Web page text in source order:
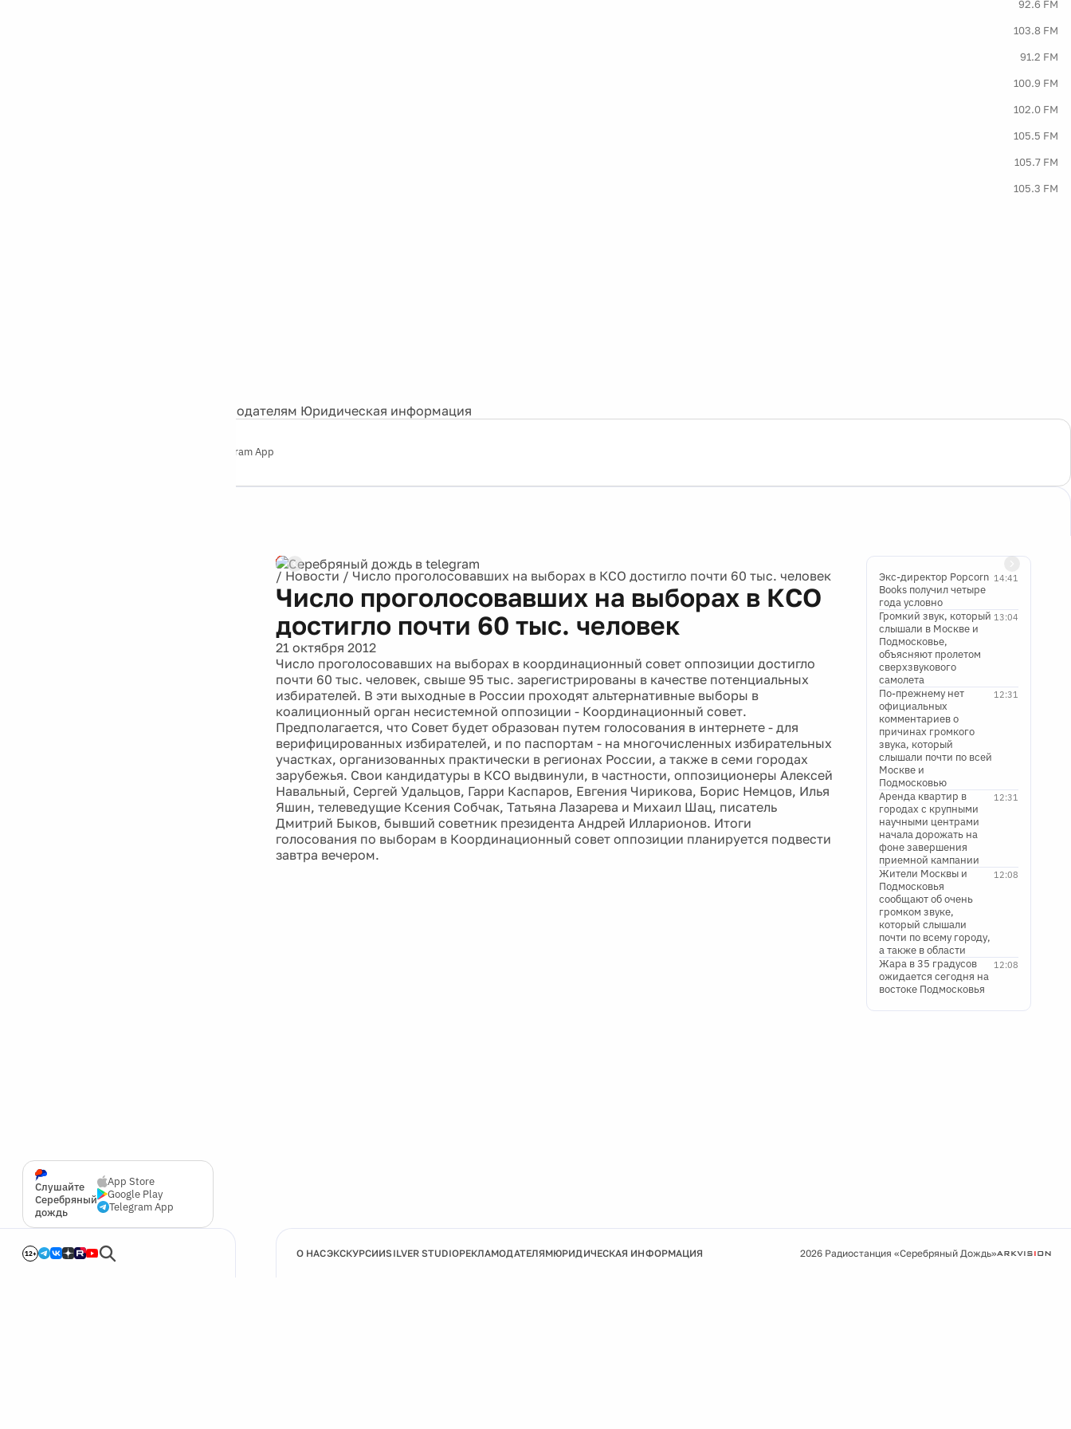
92.6 FM
103.8 FM
91.2 FM
100.9 FM
102.0 FM
105.5 FM
105.7 FM
105.3 FM
Рекламодателям Юридическая информация
Telegram App
Слушайте
Серебряный
дождь
App Store
Google Play
Telegram App
12+
/ Новости / Число проголосовавших на выборах в КСО достигло почти 60 тыс. человек
Число проголосовавших на выборах в КСО
достигло почти 60 тыс. человек
21 октября 2012
Число проголосовавших на выборах в координационный совет оппозиции достигло
почти 60 тыс. человек, свыше 95 тыс. зарегистрированы в качестве потенциальных
избирателей. В эти выходные в России проходят альтернативные выборы в
коалиционный орган несистемной оппозиции - Координационный совет.
Предполагается, что Совет будет образован путем голосования в интернете - для
верифицированных избирателей, и по паспортам - на многочисленных избирательных
участках, организованных практически в регионах России, а также в семи городах
зарубежья. Свои кандидатуры в КСО выдвинули, в частности, оппозиционеры Алексей
Навальный, Сергей Удальцов, Гарри Каспаров, Евгения Чирикова, Борис Немцов, Илья
Яшин, телеведущие Ксения Собчак, Татьяна Лазарева и Михаил Шац, писатель
Дмитрий Быков, бывший советник президента Андрей Илларионов. Итоги
голосования по выборам в Координационный совет оппозиции планируется подвести
завтра вечером.
14:41
Экс-директор Popcorn
Books получил четыре
года условно
13:04
Громкий звук, который
слышали в Москве и
Подмосковье,
объясняют пролетом
сверхзвукового
самолета
12:31
По-прежнему нет
официальных
комментариев о
причинах громкого
звука, который
слышали почти по всей
Москве и
Подмосковью
12:31
Аренда квартир в
городах с крупными
научными центрами
начала дорожать на
фоне завершения
приемной кампании
12:08
Жители Москвы и
Подмосковья
сообщают об очень
громком звуке,
который слышали
почти по всему городу,
а также в области
12:08
Жара в 35 градусов
ожидается сегодня на
востоке Подмосковья
О НАСЭКСКУРСИИSILVER STUDIOРЕКЛАМОДАТЕЛЯМЮРИДИЧЕСКАЯ ИНФОРМАЦИЯ 2026 Радиостанция «Серебряный Дождь»